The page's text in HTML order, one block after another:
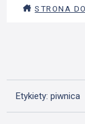
STRONA
Etykiety: piwnica